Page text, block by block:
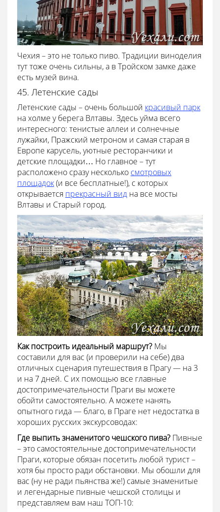
Чехия – это не только пиво. Традиции виноделия
тут тоже очень сильны, а в Тройском замке даже
есть музей вина.
45. Летенские сады
Летенские сады – очень большой красивый парк
на холме у берега Влтавы. Здесь уйма всего
интересного: тенистые аллеи и солнечные
лужайки, Пражский метроном и самая старая в
Европе карусель, уютные ресторанчики и
детские площадки… Но главное – тут
расположено сразу несколько смотровых
площадок(и все бесплатные!), с которых
открывается прекрасный вид на все мосты
Влтавы и Старый город.
Как построить идеальный маршрут? Мы
составили для вас (и проверили на себе) два
отличных сценария путешествия в Прагу — на 3
и на 7 дней. С их помощью все главные
достопримечательности Праги вы можете
обойти самостоятельно. А можете нанять
опытного гида — благо, в Праге нет недостатка в
хороших русских экскурсоводах:
Где выпить знаменитого чешского пива? Пивные
– это самостоятельные достопримечательности
Праги, которые обязан посетить любой турист –
хотя бы просто ради обстановки. Мы обошли для
вас (ну не ради пьянства же!) самые знаменитые
и легендарные пивные чешской столицы и
представляем вам наш ТОП-10: